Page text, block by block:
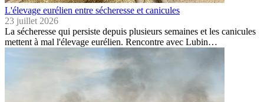
L'élevage eurélien entre sécheresse et canicules
23 juillet 2026
La sécheresse qui persiste depuis plusieurs semaines et les canicules
mettent à mal l'élevage eurélien. Rencontre avec Lubin…